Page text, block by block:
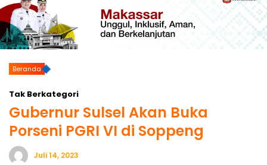
Beranda
Tak Berkategori
Gubernur Sulsel Akan Buka
Porseni PGRI VI di Soppeng
Juli 14, 2023